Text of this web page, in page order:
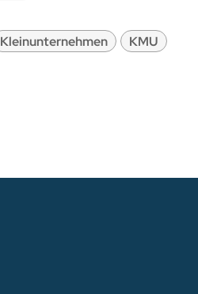
Kleinunternehmen KMU